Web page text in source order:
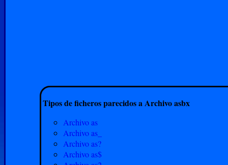
Tipos de ficheros parecidos a Archivo asbx
Archivo as
Archivo as_
Archivo as?
Archivo as$